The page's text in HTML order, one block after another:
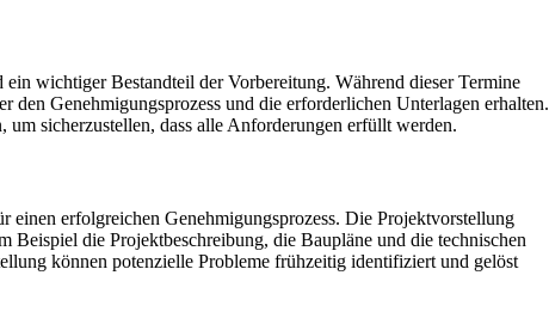
wichtiger Bestandteil der Vorbereitung. Während dieser Termine
Genehmigungsprozess und die erforderlichen Unterlagen erhalten.
um sicherzustellen, dass alle Anforderungen erfüllt werden.
einen erfolgreichen Genehmigungsprozess. Die Projektvorstellung
Beispiel die Projektbeschreibung, die Baupläne und die technischen
können potenzielle Probleme frühzeitig identifiziert und gelöst